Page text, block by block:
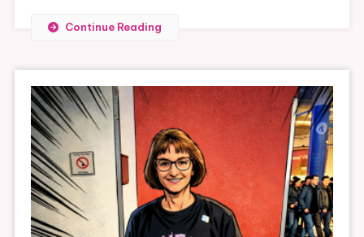
Continue Reading